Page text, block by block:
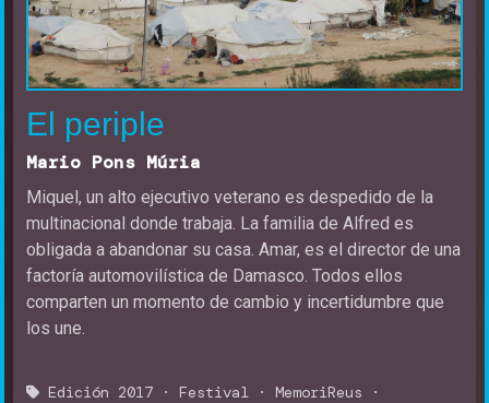
El periple
Mario Pons Múria
Miquel, un alto ejecutivo veterano es despedido de la
multinacional donde trabaja. La familia de Alfred es
obligada a abandonar su casa. Amar, es el director de una
factoría automovilística de Damasco. Todos ellos
comparten un momento de cambio y incertidumbre que
los une.
Edición 2017 · Festival · MemoriReus ·